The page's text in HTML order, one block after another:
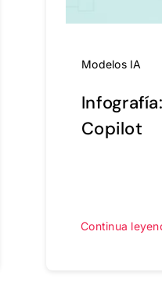
Modelos IA
Copilot
Continua